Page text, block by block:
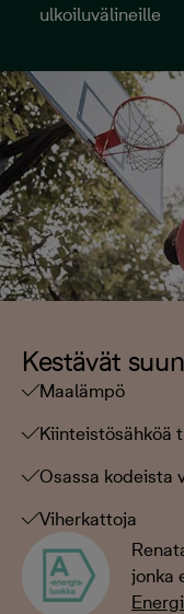
ulkoiluvälineille
Kestävät
Maalämpö
Kiinteistösähköä
Osassa kodeista
Viherkattoja
jonka